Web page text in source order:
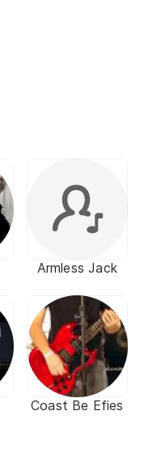
Armless Jack
Coast Be Efies